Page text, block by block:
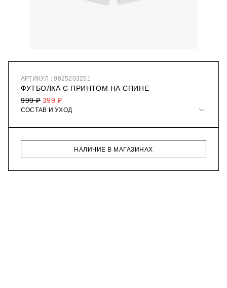
АРТИКУЛ : 9825203251
ФУТБОЛКА С ПРИНТОМ НА СПИНЕ
399 ₽
999 ₽
СОСТАВ И УХОД
НАЛИЧИЕ В МАГАЗИНАХ